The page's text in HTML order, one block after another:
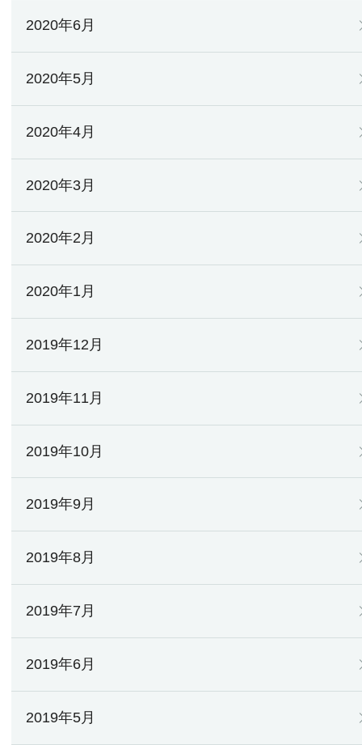
2020年6月
2020年5月
2020年4月
2020年3月
2020年2月
2020年1月
2019年12月
2019年11月
2019年10月
2019年9月
2019年8月
2019年7月
2019年6月
2019年5月